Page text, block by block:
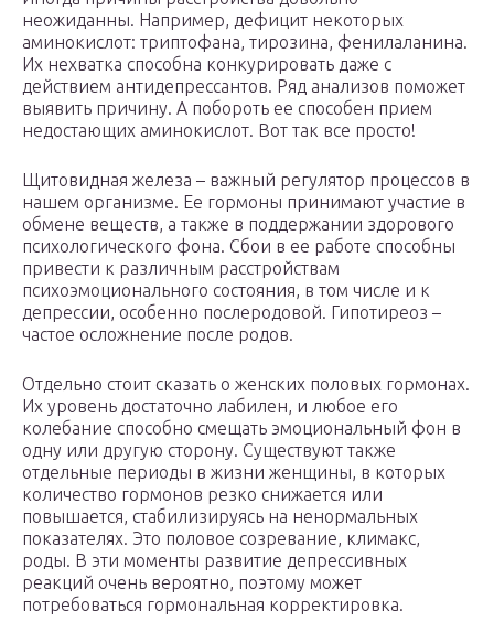
неожиданны. Например, дефицит некоторых
аминокислот: триптофана, тирозина, фенилаланина.
Их нехватка способна конкурировать даже с
действием антидепрессантов. Ряд анализов поможет
выявить причину. А побороть ее способен прием
недостающих аминокислот. Вот так все просто!
Щитовидная железа – важный регулятор процессов в
нашем организме. Ее гормоны принимают участие в
обмене веществ, а также в поддержании здорового
психологического фона. Сбои в ее работе способны
привести к различным расстройствам
психоэмоционального состояния, в том числе и к
депрессии, особенно послеродовой. Гипотиреоз –
частое осложнение после родов.
Отдельно стоит сказать о женских половых гормонах.
Их уровень достаточно лабилен, и любое его
колебание способно смещать эмоциональный фон в
одну или другую сторону. Существуют также
отдельные периоды в жизни женщины, в которых
количество гормонов резко снижается или
повышается, стабилизируясь на ненормальных
показателях. Это половое созревание, климакс,
роды. В эти моменты развитие депрессивных
реакций очень вероятно, поэтому может
потребоваться гормональная корректировка.